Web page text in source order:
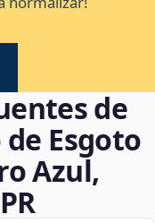
de
Esgoto
Azul,